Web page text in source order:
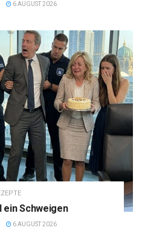
6 AUGUST 2026
ein Schweigen
6 AUGUST 2026